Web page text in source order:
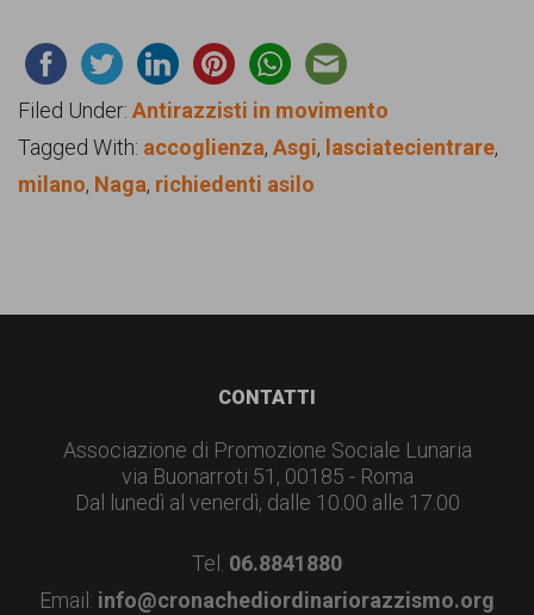
Filed Under: Antirazzisti in movimento
Tagged With: accoglienza, Asgi, lasciatecientrare,
milano, Naga, richiedenti asilo
CONTATTI
Associazione di Promozione Sociale Lunaria
via Buonarroti 51, 00185 - Roma
Dal lunedì al venerdì, dalle 10.00 alle 17.00
Tel. 06.8841880
Email: info@cronachediordinariorazzismo.org